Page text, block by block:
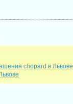
chopard в Львове